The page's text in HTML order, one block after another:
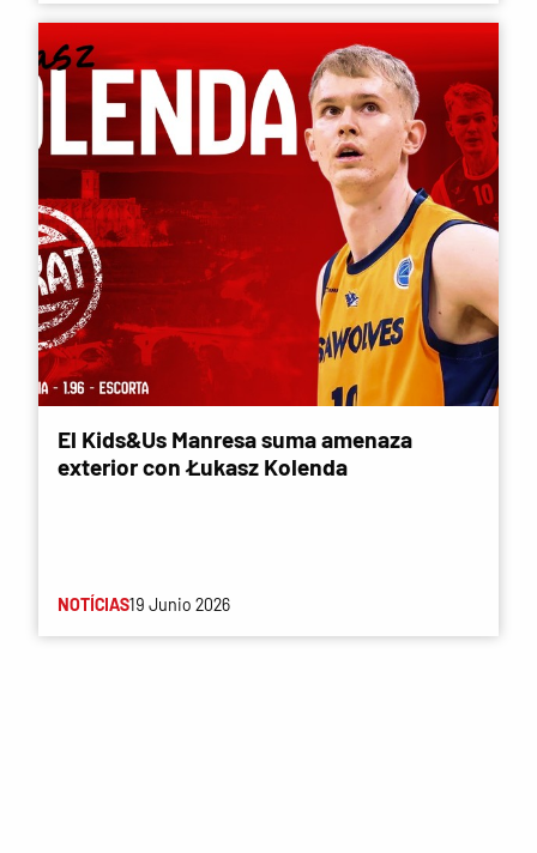
El Kids&Us Manresa suma amenaza
exterior con Łukasz Kolenda
NOTÍCIAS19 Junio 2026